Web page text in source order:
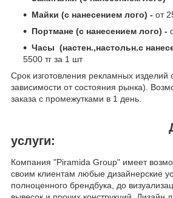
Майки (с нанесением лого) - от
Портмане (с нанесением лого) -
Часы (настен.,настольн.с
5500 тг за 1 шт
Срок изготовления рекламных изделий
зависимости от состояния рынка).
заказа с
услуги:
Компания "Piramida Group" имеет
своим клиентам любые дизайнерские
полноценного брендбука, до